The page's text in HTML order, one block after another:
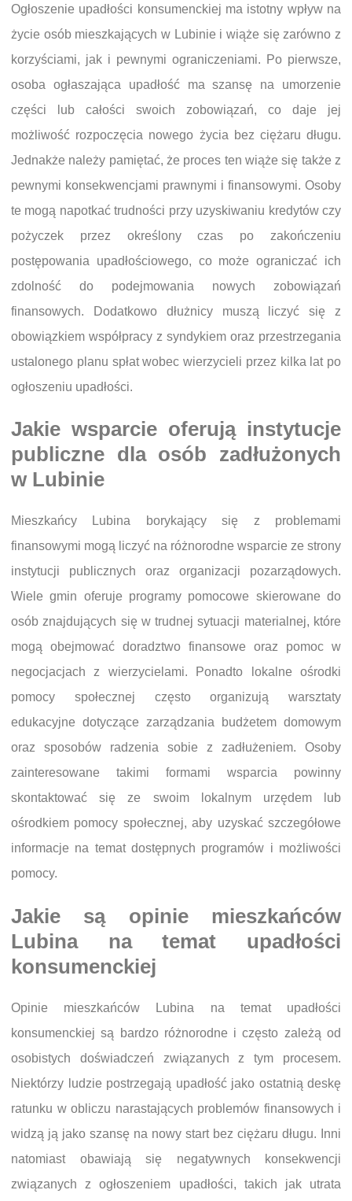
Ogłoszenie upadłości konsumenckiej ma istotny wpływ na
życie osób mieszkających w Lubinie i wiąże się zarówno z
korzyściami, jak i pewnymi ograniczeniami. Po pierwsze,
osoba ogłaszająca upadłość ma szansę na umorzenie
części lub całości swoich zobowiązań, co daje jej
możliwość rozpoczęcia nowego życia bez ciężaru długu.
Jednakże należy pamiętać, że proces ten wiąże się także z
pewnymi konsekwencjami prawnymi i finansowymi. Osoby
te mogą napotkać trudności przy uzyskiwaniu kredytów czy
pożyczek przez określony czas po zakończeniu
postępowania upadłościowego, co może ograniczać ich
zdolność do podejmowania nowych zobowiązań
finansowych. Dodatkowo dłużnicy muszą liczyć się z
obowiązkiem współpracy z syndykiem oraz przestrzegania
ustalonego planu spłat wobec wierzycieli przez kilka lat po
ogłoszeniu upadłości.
Jakie wsparcie oferują instytucje
publiczne dla osób zadłużonych
w Lubinie
Mieszkańcy Lubina borykający się z problemami
finansowymi mogą liczyć na różnorodne wsparcie ze strony
instytucji publicznych oraz organizacji pozarządowych.
Wiele gmin oferuje programy pomocowe skierowane do
osób znajdujących się w trudnej sytuacji materialnej, które
mogą obejmować doradztwo finansowe oraz pomoc w
negocjacjach z wierzycielami. Ponadto lokalne ośrodki
pomocy społecznej często organizują warsztaty
edukacyjne dotyczące zarządzania budżetem domowym
oraz sposobów radzenia sobie z zadłużeniem. Osoby
zainteresowane takimi formami wsparcia powinny
skontaktować się ze swoim lokalnym urzędem lub
ośrodkiem pomocy społecznej, aby uzyskać szczegółowe
informacje na temat dostępnych programów i możliwości
pomocy.
Jakie są opinie mieszkańców
Lubina na temat upadłości
konsumenckiej
Opinie mieszkańców Lubina na temat upadłości
konsumenckiej są bardzo różnorodne i często zależą od
osobistych doświadczeń związanych z tym procesem.
Niektórzy ludzie postrzegają upadłość jako ostatnią deskę
ratunku w obliczu narastających problemów finansowych i
widzą ją jako szansę na nowy start bez ciężaru długu. Inni
natomiast obawiają się negatywnych konsekwencji
związanych z ogłoszeniem upadłości, takich jak utrata